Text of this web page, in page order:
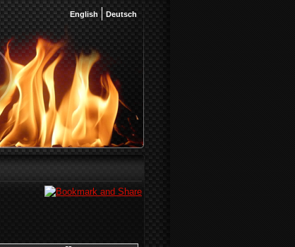
English Deutsch